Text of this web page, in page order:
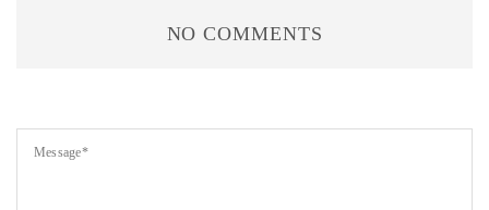
NO COMMENTS